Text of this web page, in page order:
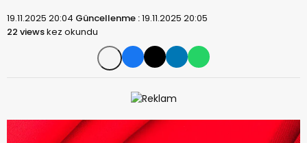
19.11.2025 20:04 Güncellenme :19.11.2025 20:05
22 viewskez okundu